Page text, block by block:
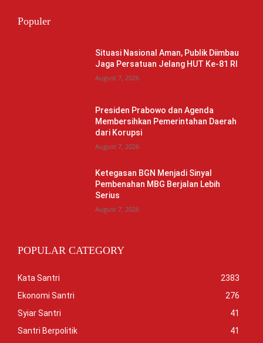
Populer
Situasi Nasional Aman, Publik Diimbau
Jaga Persatuan Jelang HUT Ke-81 RI
August 7, 2026
Presiden Prabowo dan Agenda
Membersihkan Pemerintahan Daerah
dari Korupsi
August 7, 2026
Ketegasan BGN Menjadi Sinyal
Pembenahan MBG Berjalan Lebih
Serius
August 7, 2026
POPULAR CATEGORY
Kata Santri
2383
Ekonomi Santri
276
Syiar Santri
41
Santri Berpolitik
41